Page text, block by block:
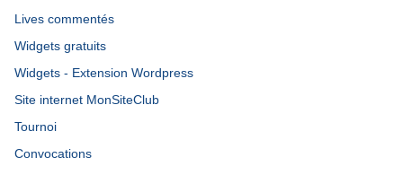
Lives commentés
Widgets gratuits
Widgets - Extension Wordpress
Site internet MonSiteClub
Tournoi
Convocations